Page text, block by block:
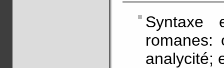
Syntaxe
romanes:
analycité;